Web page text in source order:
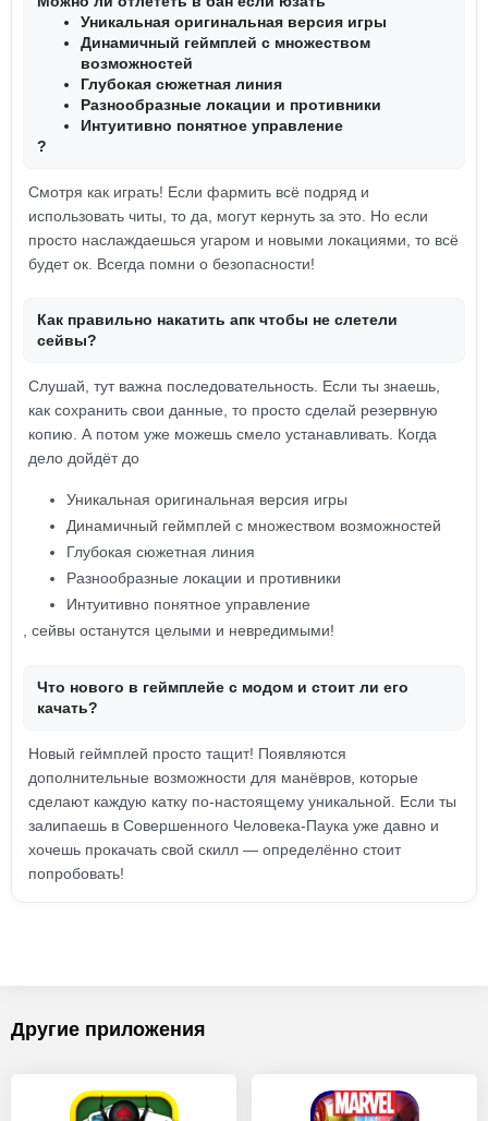
Уникальная оригинальная версия игры
Динамичный геймплей с множеством
возможностей
Глубокая сюжетная линия
Разнообразные локации и противники
Интуитивно понятное управление
?
Смотря как играть! Если фармить всё подряд и
использовать читы, то да, могут кернуть за это. Но если
просто наслаждаешься угаром и новыми локациями, то всё
будет ок. Всегда помни о безопасности!
Как правильно накатить апк чтобы не слетели
сейвы?
Слушай, тут важна последовательность. Если ты знаешь,
как сохранить свои данные, то просто сделай резервную
копию. А потом уже можешь смело устанавливать. Когда
дело дойдёт до
Уникальная оригинальная версия игры
Динамичный геймплей с множеством возможностей
Глубокая сюжетная линия
Разнообразные локации и противники
Интуитивно понятное управление
, сейвы останутся целыми и невредимыми!
Что нового в геймплейе с модом и стоит ли его
качать?
Новый геймплей просто тащит! Появляются
дополнительные возможности для манёвров, которые
сделают каждую катку по-настоящему уникальной. Если ты
залипаешь в Совершенного Человека-Паука уже давно и
хочешь прокачать свой скилл — определённо стоит
попробовать!
Другие приложения